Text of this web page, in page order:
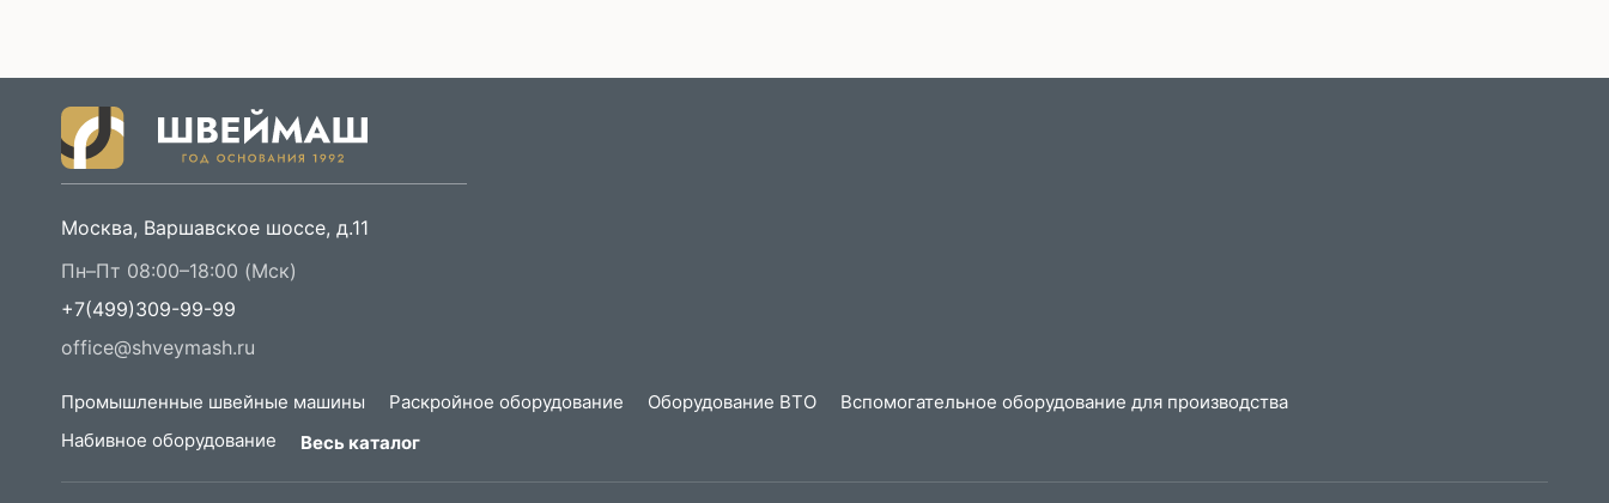
Москва, Варшавское шоссе, д.11
Пн–Пт 08:00–18:00 (Мск)
+7(499)309-99-99
office@shveymash.ru
Промышленные швейные машины Раскройное оборудование Оборудование ВТО
Вспомогательное оборудование для производства
Набивное оборудование
Весь каталог